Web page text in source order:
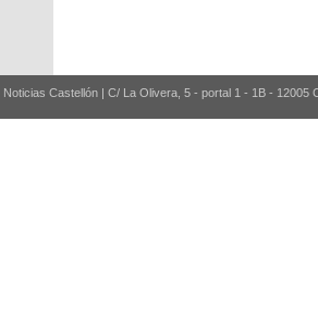
Castellón | C/ La Olivera, 5 - portal 1 - 1B - 12005